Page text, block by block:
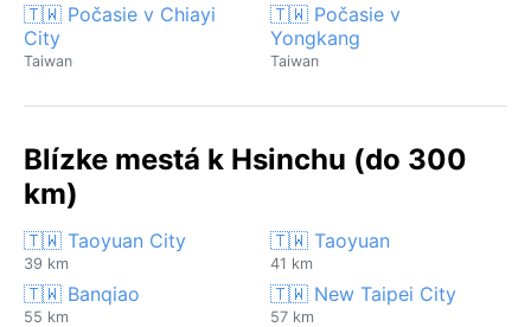
🇹🇼 Počasie v Chiayi
City
Taiwan
🇹🇼 Počasie v
Yongkang
Taiwan
Blízke mestá k Hsinchu (do 300
km)
🇹🇼 Taoyuan City
39 km
🇹🇼 Taoyuan
41 km
🇹🇼 Banqiao
55 km
🇹🇼 New Taipei City
57 km